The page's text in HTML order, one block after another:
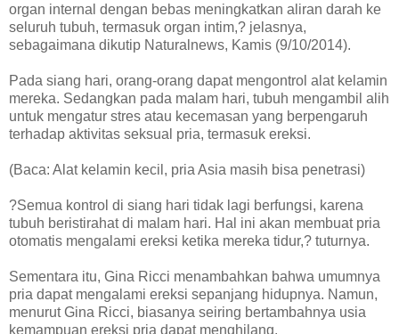
organ internal dengan bebas meningkatkan aliran darah ke
seluruh tubuh, termasuk organ intim,? jelasnya,
sebagaimana dikutip Naturalnews, Kamis (9/10/2014).
Pada siang hari, orang-orang dapat mengontrol alat kelamin
mereka. Sedangkan pada malam hari, tubuh mengambil alih
untuk mengatur stres atau kecemasan yang berpengaruh
terhadap aktivitas seksual pria, termasuk ereksi.
(Baca: Alat kelamin kecil, pria Asia masih bisa penetrasi)
?Semua kontrol di siang hari tidak lagi berfungsi, karena
tubuh beristirahat di malam hari. Hal ini akan membuat pria
otomatis mengalami ereksi ketika mereka tidur,? tuturnya.
Sementara itu, Gina Ricci menambahkan bahwa umumnya
pria dapat mengalami ereksi sepanjang hidupnya. Namun,
menurut Gina Ricci, biasanya seiring bertambahnya usia
kemampuan ereksi pria dapat menghilang.